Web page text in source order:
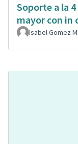
Soporte a la
mayor con in
Isabel Gomez